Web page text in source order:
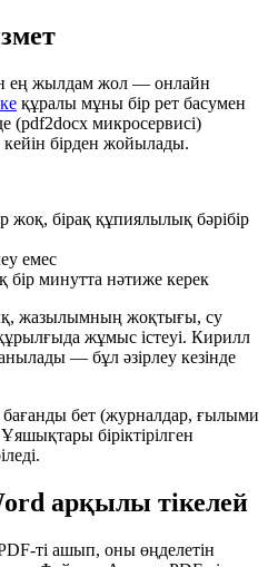
ең жылдам жол — онлайн
құралы мұны бір рет басумен
(pdf2docx микросервисі)
кейін бірден жойылады.
жоқ, бірақ құпиялылық бәрібір
емес
бір минутта нәтиже керек
жазылымның жоқтығы, су
жұмыс істеуі. Кирилл
— бұл әзірлеу кезінде
бағанды бет (журналдар, ғылыми
біріктірілген
арқылы тікелей
ті ашып, оны өңделетін